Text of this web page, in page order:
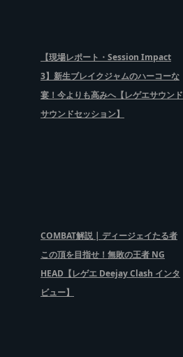
【現場レポート・Session Impact
3】新生ブレイクジャムのハーコーな
宴！今よりも高みへ【レゲエサウンド
サウンドセッション】
COMBAT解説 | ディージェイたる者
この頂を目指せ！無敗の王者 NG
HEAD【レゲエ Deejay Clash インタ
ビュー】